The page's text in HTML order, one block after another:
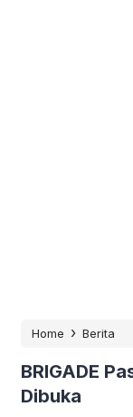
Home › Berita
BRIGADE
Dibuka